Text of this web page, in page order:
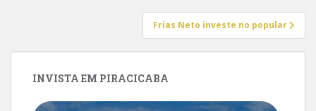
Frias Neto investe no popular
INVISTA EM PIRACICABA